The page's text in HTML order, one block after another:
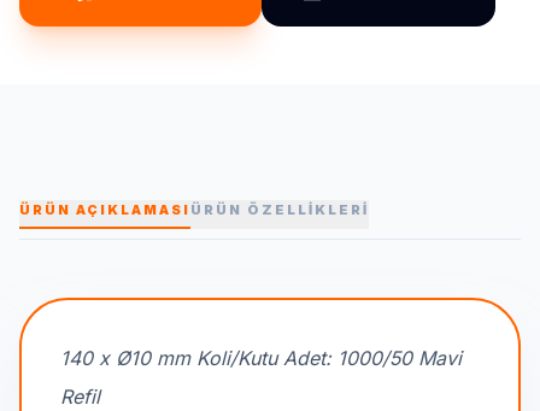
ÜRÜN AÇIKLAMASI ÜRÜN ÖZELLİKLERİ
140 x Ø10 mm Koli/Kutu Adet: 1000/50 Mavi
Refil